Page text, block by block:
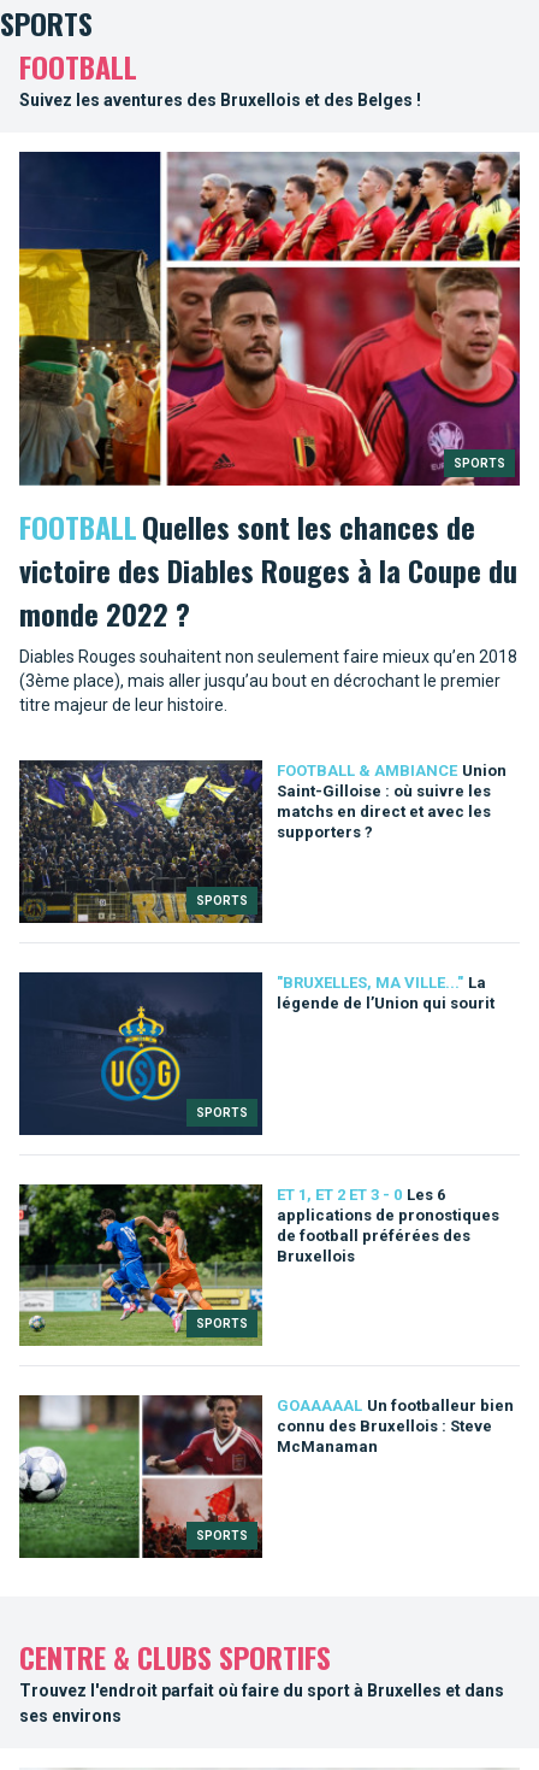
SPORTS
FOOTBALL
Suivez les aventures des Bruxellois et des Belges !
SPORTS
FOOTBALLQuelles sont les chances de
victoire des Diables Rouges à la Coupe du
monde 2022 ?
Diables Rouges souhaitent non seulement faire mieux qu’en 2018
(3ème place), mais aller jusqu’au bout en décrochant le premier
titre majeur de leur histoire.
SPORTS
FOOTBALL & AMBIANCE Union
Saint-Gilloise : où suivre les
matchs en direct et avec les
supporters ?
SPORTS
"BRUXELLES, MA VILLE..." La
légende de l’Union qui sourit
SPORTS
ET 1, ET 2 ET 3 - 0 Les 6
applications de pronostiques
de football préférées des
Bruxellois
SPORTS
GOAAAAAL Un footballeur bien
connu des Bruxellois : Steve
McManaman
CENTRE & CLUBS SPORTIFS
Trouvez l'endroit parfait où faire du sport à Bruxelles et dans
ses environs